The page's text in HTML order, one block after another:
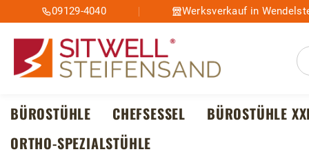
Hauptinhalt springen
Zur Suche springen
Zur Hauptnavigation springen
09129-4040 Werksverkauf in
BÜROSTÜHLE CHEFSESSEL BÜROSTÜHLE
ORTHO-SPEZIALSTÜHLE